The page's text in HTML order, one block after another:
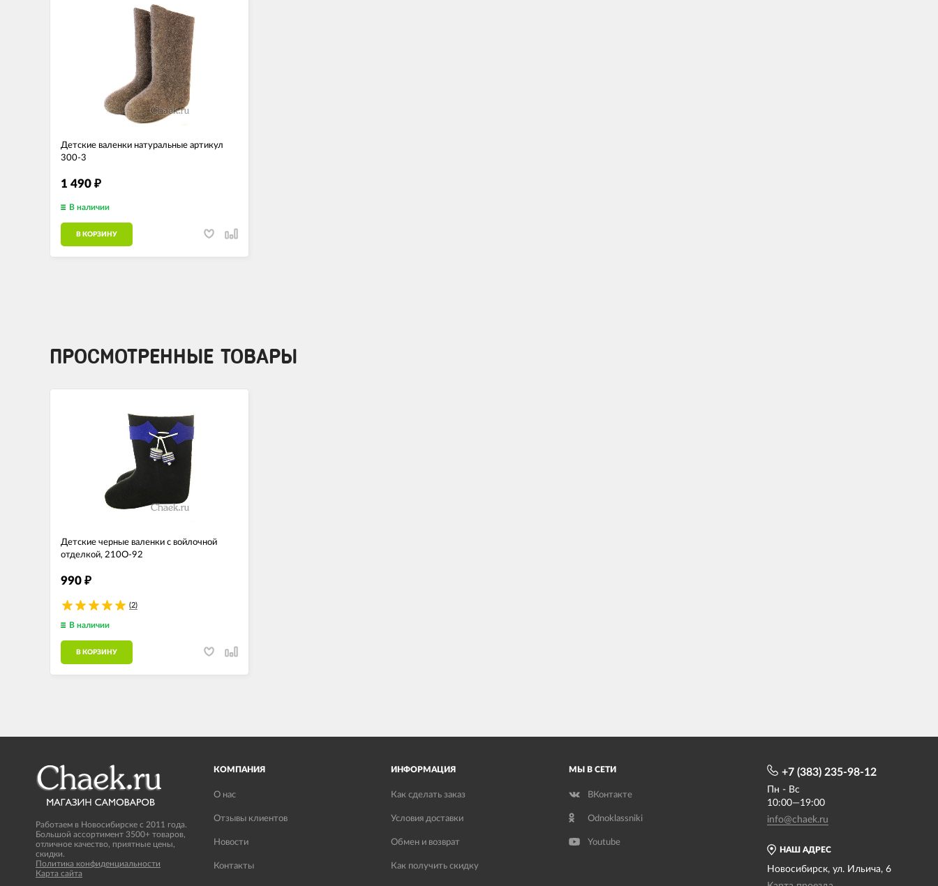
Детские валенки натуральные артикул
300-3
1 490 ₽
В наличии
В КОРЗИНУ
ПРОСМОТРЕННЫЕ ТОВАРЫ
Детские черные валенки с войлочной
отделкой, 210О-92
990 ₽
(2)
В наличии
В КОРЗИНУ
Работаем в Новосибирске с 2011 года.
Большой ассортимент 3500+ товаров,
отличное качество, приятные цены,
скидки.
Политика конфиденциальности
Карта сайта
КОМПАНИЯ
О нас
Отзывы клиентов
Новости
Контакты
ИНФОРМАЦИЯ
Как сделать заказ
Условия доставки
Обмен и возврат
Как получить скидку
МЫ В СЕТИ
ВКонтакте
Odnoklassniki
Youtube
НАШ АДРЕС
Новосибирск, ул. Ильича, 6
+7 (383) 235-98-12
Пн - Вс
10:00—19:00
info@chaek.ru